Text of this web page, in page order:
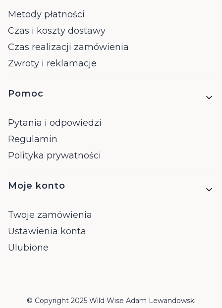
Metody płatności
Czas i koszty dostawy
Czas realizacji zamówienia
Zwroty i reklamacje
Pomoc
Pytania i odpowiedzi
Regulamin
Polityka prywatności
Moje konto
Twoje zamówienia
Ustawienia konta
Ulubione
© Copyright 2025 Wild Wise Adam Lewandowski